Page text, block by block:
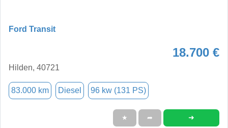
Ford Transit
18.700 €
Hilden, 40721
83.000 km Diesel 96 kw (131 PS)
★ ➦ ➜